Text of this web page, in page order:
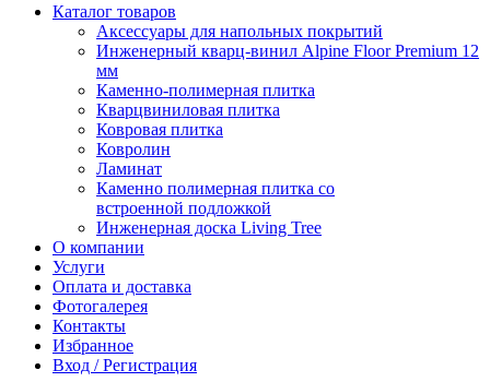
Каталог товаров
Аксессуары для напольных покрытий
Инженерный кварц-винил Alpine Floor Premium 12
мм
Каменно-полимерная плитка
Кварцвиниловая плитка
Ковровая плитка
Ковролин
Ламинат
Каменно полимерная плитка со
встроенной подложкой
Инженерная доска Living Tree
О компании
Услуги
Оплата и доставка
Фотогалерея
Контакты
Избранное
Вход / Регистрация